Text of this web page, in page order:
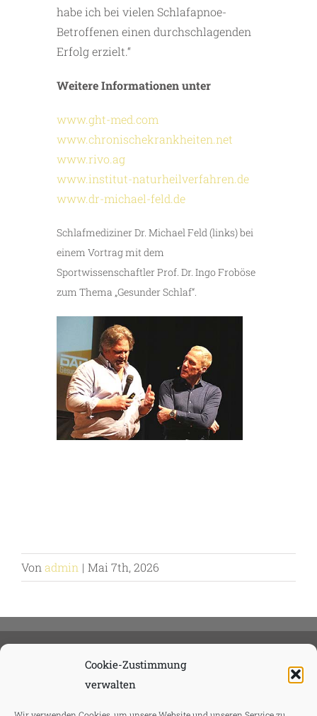
Cookie-Zustimmung
verwalten
habe ich bei vielen Schlafapnoe-
Betroffenen einen durchschlagenden
Erfolg erzielt.“
Weitere Informationen unter
www.ght-med.com
www.chronischekrankheiten.net
www.rivo.ag
www.institut-naturheilverfahren.de
www.dr-michael-feld.de
Schlafmediziner Dr. Michael Feld (links) bei
einem Vortrag mit dem
Sportwissenschaftler Prof. Dr. Ingo Froböse
zum Thema „Gesunder Schlaf“.
Von admin | Mai 7th, 2026